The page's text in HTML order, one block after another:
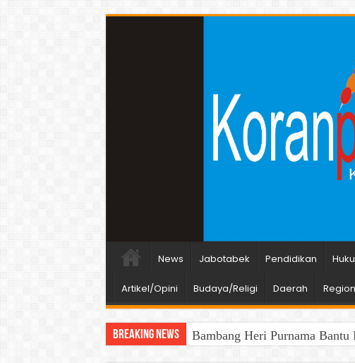
News Jabotabek Pendidikan
Artikel/Opini Budaya/Religi Daerah
Breaking News Bambang Heri Purnama